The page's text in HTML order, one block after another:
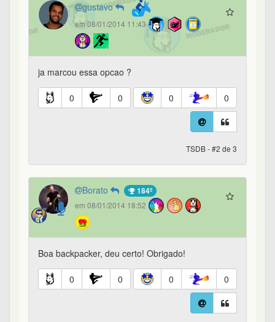
gustavo
em 08/01/2014 11:43
ja marcou essa opcao ?
0 0 0 0
TSDB - #2 de 3
Borato 184º
em 08/01/2014 18:52
Boa backpacker, deu certo! Obrigado!
0 0 0 0